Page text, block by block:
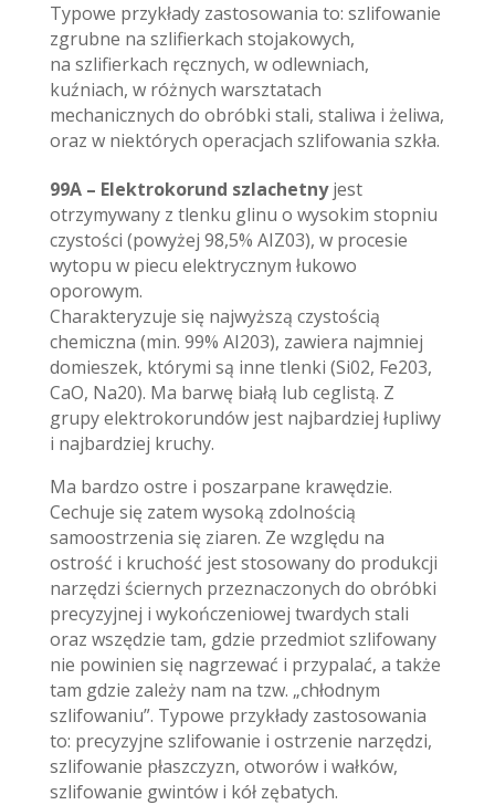
Typowe przykłady zastosowania to: szlifowanie
zgrubne na szlifierkach stojakowych,
na szlifierkach ręcznych, w odlewniach,
kuźniach, w różnych warsztatach
mechanicznych do obróbki stali, staliwa i żeliwa,
oraz w niektórych operacjach szlifowania szkła.
99A – Elektrokorund szlachetnyjest
otrzymywany z tlenku glinu o wysokim stopniu
czystości (powyżej 98,5% AIZ03), w procesie
wytopu w piecu elektrycznym łukowo
oporowym.
Charakteryzuje się najwyższą czystością
chemiczna (min. 99% AI203), zawiera najmniej
domieszek, którymi są inne tlenki (Si02, Fe203,
CaO, Na20). Ma barwę białą lub ceglistą. Z
grupy elektrokorundów jest najbardziej łupliwy
i najbardziej kruchy.
Ma bardzo ostre i poszarpane krawędzie.
Cechuje się zatem wysoką zdolnością
samoostrzenia się ziaren. Ze względu na
ostrość i kruchość jest stosowany do produkcji
narzędzi ściernych przeznaczonych do obróbki
precyzyjnej i wykończeniowej twardych stali
oraz wszędzie tam, gdzie przedmiot szlifowany
nie powinien się nagrzewać i przypalać, a także
tam gdzie zależy nam na tzw. „chłodnym
szlifowaniu”. Typowe przykłady zastosowania
to: precyzyjne szlifowanie i ostrzenie narzędzi,
szlifowanie płaszczyzn, otworów i wałków,
szlifowanie gwintów i kół zębatych.